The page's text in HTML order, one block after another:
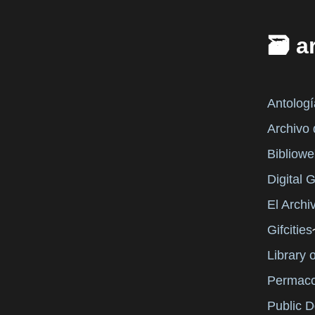
🗃️
Archivo
Digital
El
Gifcities
Library
Public